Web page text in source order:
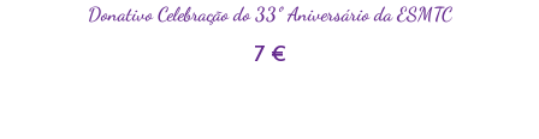
Donativo Celebração do 33º Aniversário da ESMTC
7 €